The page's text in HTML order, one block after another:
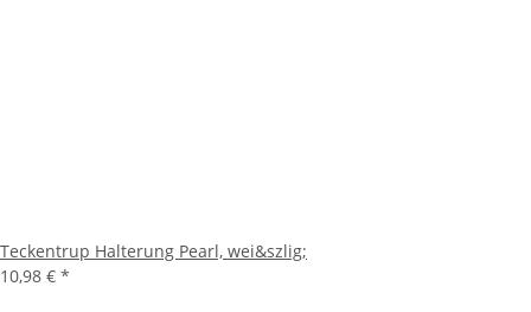
Teckentrup Halterung Pearl, wei&szlig;
10,98 € *